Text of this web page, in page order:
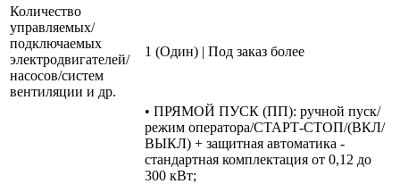
Количество
управляемых/
подключаемых
электродвигателей/
насосов/систем
вентиляции и др.
1 (Один) | Под заказ более
• ПРЯМОЙ ПУСК (ПП): ручной пуск/
режим оператора/СТАРТ-СТОП/(ВКЛ/
ВЫКЛ) + защитная автоматика -
стандартная комплектация от 0,12 до
300 кВт;